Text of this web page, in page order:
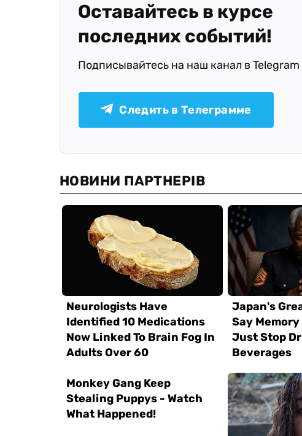
Оставайтесь в курсе
последних событий!
Подписывайтесь на наш канал в Telegram
Следить в Телеграмме